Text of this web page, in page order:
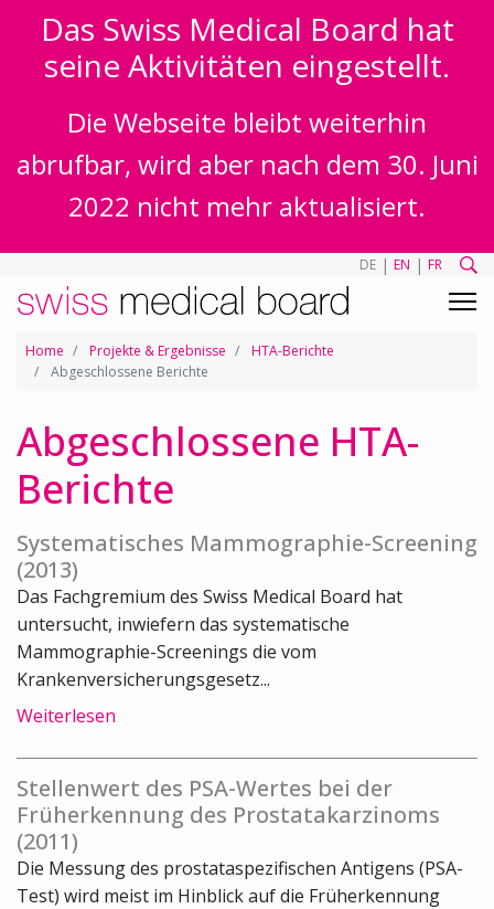
Das Swiss Medical Board hat
seine Aktivitäten eingestellt.
Die Webseite bleibt weiterhin
abrufbar, wird aber nach dem 30. Juni
2022 nicht mehr aktualisiert.
DE | EN | FR
Home Projekte & Ergebnisse
HTA-Berichte
Abgeschlossene Berichte
Abgeschlossene HTA-
Berichte
Systematisches Mammographie-Screening
(2013)
Das Fachgremium des Swiss Medical Board hat
untersucht, inwiefern das systematische
Mammographie-Screenings die vom
Krankenversicherungsgesetz...
Weiterlesen
Stellenwert des PSA-Wertes bei der
Früherkennung des Prostatakarzinoms
(2011)
Die Messung des prostataspezifischen Antigens (PSA-
Test) wird meist im Hinblick auf die Früherkennung